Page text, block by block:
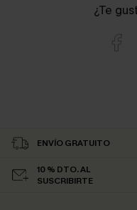
¿Te
ENVÍO GRATUITO
10 % DTO. AL
SUSCRIBIRTE